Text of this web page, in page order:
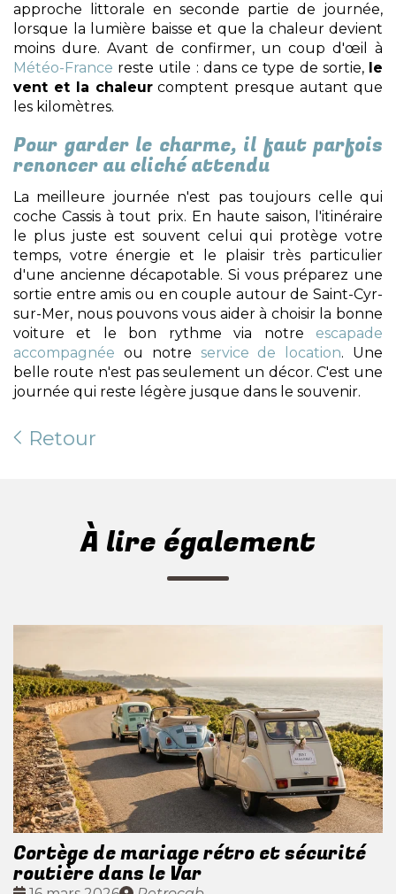
approche littorale en seconde partie de journée,
lorsque la lumière baisse et que la chaleur devient
moins dure. Avant de confirmer, un coup d'œil à
Météo-France reste utile : dans ce type de sortie, le
vent et la chaleurcomptent presque autant que
les kilomètres.
Pour garder le charme, il faut parfois
renoncer au cliché attendu
La meilleure journée n'est pas toujours celle qui
coche Cassis à tout prix. En haute saison, l'itinéraire
le plus juste est souvent celui qui protège votre
temps, votre énergie et le plaisir très particulier
d'une ancienne décapotable. Si vous préparez une
sortie entre amis ou en couple autour de Saint-Cyr-
sur-Mer, nous pouvons vous aider à choisir la bonne
voiture et le bon rythme via notre escapade
accompagnée ou notre service de location. Une
belle route n'est pas seulement un décor. C'est une
journée qui reste légère jusque dans le souvenir.
Retour
À lire également
Cortège de mariage rétro et sécurité
routière dans le Var